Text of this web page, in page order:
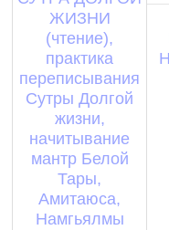
ЖИЗНИ
(чтение),
практика
переписывания
Сутры Долгой
жизни,
начитывание
мантр Белой
Тары,
Амитаюса,
Намгьялмы